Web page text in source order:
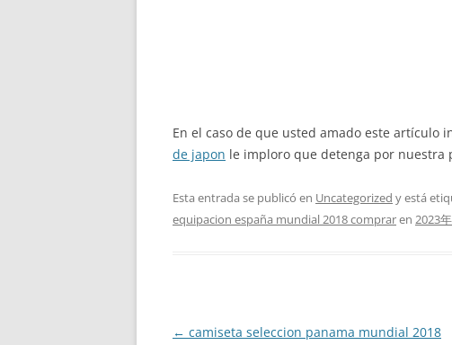
En el caso de que usted amado este artículo
de japon le imploro que detenga por nuestra
Esta entrada se publicó en Uncategorized y está
equipacion españa mundial 2018 compraren 2023
Navegación
← camiseta seleccion panama mundial 2018